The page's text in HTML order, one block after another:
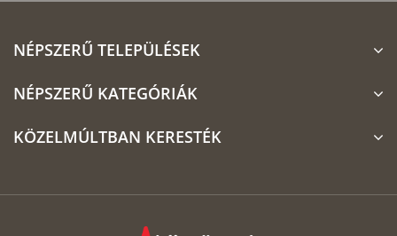
NÉPSZERŰ TELEPÜLÉSEK
NÉPSZERŰ KATEGÓRIÁK
KÖZELMÚLTBAN KERESTÉK